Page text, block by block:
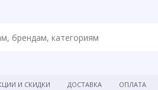
И СКИДКИ ДОСТАВКА ОПЛАТА